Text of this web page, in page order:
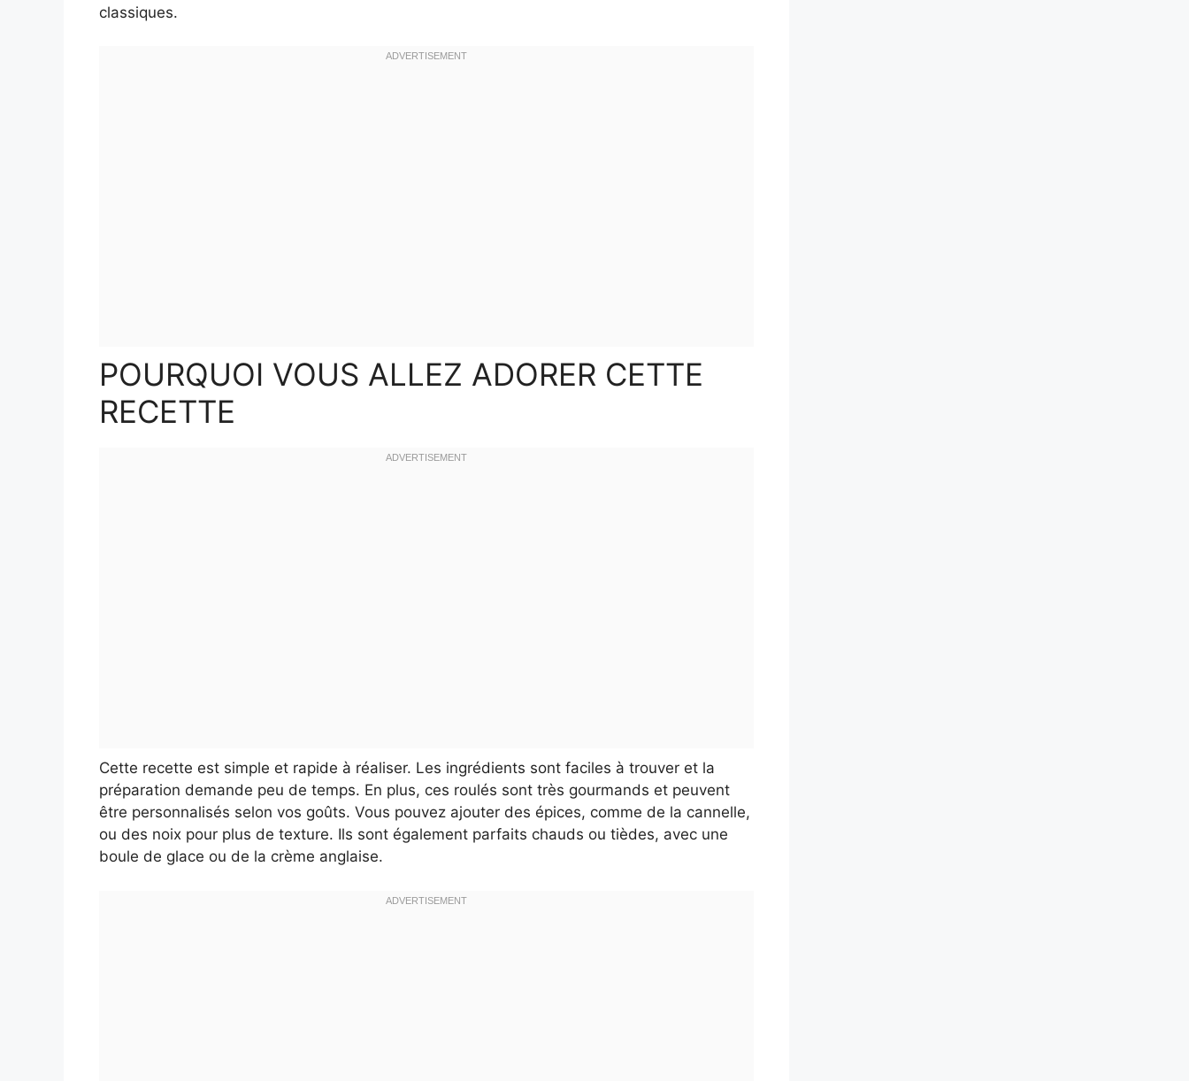
classiques.
POURQUOI VOUS ALLEZ ADORER CETTE
RECETTE
Cette recette est simple et rapide à réaliser. Les ingrédients sont faciles à trouver et la
préparation demande peu de temps. En plus, ces roulés sont très gourmands et peuvent
être personnalisés selon vos goûts. Vous pouvez ajouter des épices, comme de la cannelle,
ou des noix pour plus de texture. Ils sont également parfaits chauds ou tièdes, avec une
boule de glace ou de la crème anglaise.